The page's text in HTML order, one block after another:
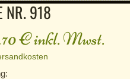
NR. 918
€inkl. Mwst.